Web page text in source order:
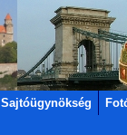
Sajtóügynökség